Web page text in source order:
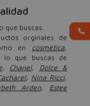
buscas.
orginales de
en cosmética,
lo que buscas de
, Chanel, Dolce &
, Nina Ricci,
Arden, Estee